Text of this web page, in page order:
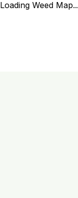
Loading Weed Map...